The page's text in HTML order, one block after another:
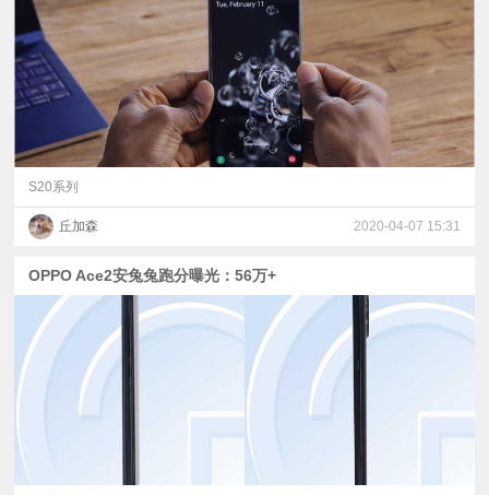
S20系列
丘加森 2020-04-07 15:31
OPPO Ace2安兔兔跑分曝光：56万+